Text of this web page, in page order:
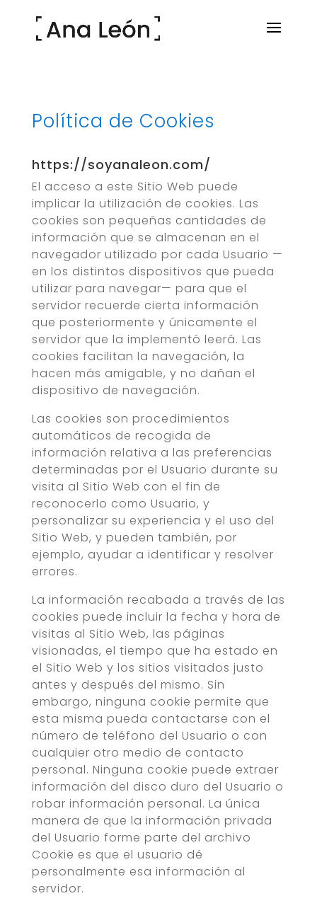
Política de Cookies
https://soyanaleon.com/
El acceso a este Sitio Web puede
implicar la utilización de cookies. Las
cookies son pequeñas cantidades de
información que se almacenan en el
navegador utilizado por cada Usuario —
en los distintos dispositivos que pueda
utilizar para navegar— para que el
servidor recuerde cierta información
que posteriormente y únicamente el
servidor que la implementó leerá. Las
cookies facilitan la navegación, la
hacen más amigable, y no dañan el
dispositivo de navegación.
Las cookies son procedimientos
automáticos de recogida de
información relativa a las preferencias
determinadas por el Usuario durante su
visita al Sitio Web con el fin de
reconocerlo como Usuario, y
personalizar su experiencia y el uso del
Sitio Web, y pueden también, por
ejemplo, ayudar a identificar y resolver
errores.
La información recabada a través de las
cookies puede incluir la fecha y hora de
visitas al Sitio Web, las páginas
visionadas, el tiempo que ha estado en
el Sitio Web y los sitios visitados justo
antes y después del mismo. Sin
embargo, ninguna cookie permite que
esta misma pueda contactarse con el
número de teléfono del Usuario o con
cualquier otro medio de contacto
personal. Ninguna cookie puede extraer
información del disco duro del Usuario o
robar información personal. La única
manera de que la información privada
del Usuario forme parte del archivo
Cookie es que el usuario dé
personalmente esa información al
servidor.